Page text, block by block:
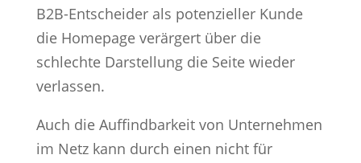
B2B-Entscheider als potenzieller Kunde
die Homepage verärgert über die
schlechte Darstellung die Seite wieder
verlassen.
Auch die Auffindbarkeit von Unternehmen
im Netz kann durch einen nicht für